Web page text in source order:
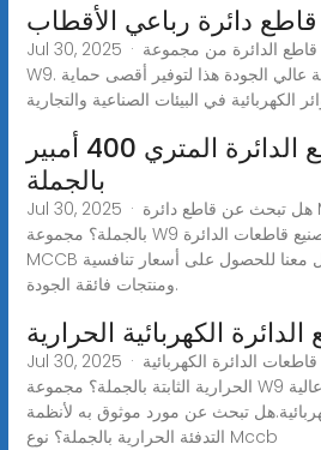
قاطع دائرة رباعي الأقطاب
Jul 30, 2025 · تقديم الجملة 4 أقطاب قاطع الدائرة من مجموعة
W9. صُمم قاطع الدائرة الكهربائية عالي الجودة هذا لتوفير أقصى حماية
مصنعو قاطع الدائرة المتري 400 أمبير
بالجملة
Jul 30, 2025 · هل تبحث عن قاطع دائرة MCCB بقوة 400 أمبير
بالجملة؟ مجموعة W9 هي شركة رائدة في تصنيع قاطعات الدائرة
MCCB عالية الجودة. تواصل معنا للحصول على أسعار تنافسية
ومنتجات فائقة الجودة.
الكهربائية الحرارية
Jul 30, 2025 · هل تبحث عن مُصنِّعي قاطعات الدائرة الكهربائية
الحرارية الثابتة بالجملة؟ مجموعة W9 شركة رائدة تُقدِّم منتجات عالية
تبحث عن مورد موثوق به لأنظمة
التدفئة الحرارية بالجملة؟ نوع Mccb